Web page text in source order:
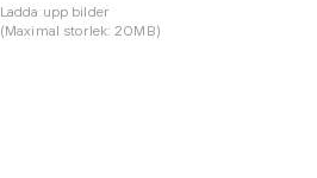
Ladda upp bilder
(Maximal storlek: 20MB)